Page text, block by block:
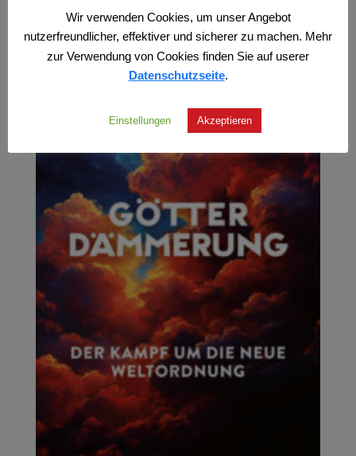
Wir verwenden Cookies, um unser Angebot
nutzerfreundlicher, effektiver und sicherer zu machen. Mehr
zur Verwendung von Cookies finden Sie auf userer
Datenschutzseite.
Einstellungen Akzeptieren